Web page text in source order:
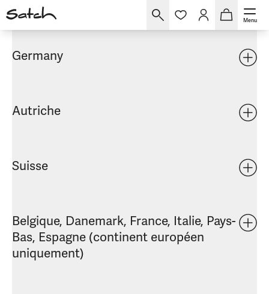
Menu
Germany
Autriche
Suisse
Belgique, Danemark, France, Italie, Pays-
Bas, Espagne (continent européen
uniquement)